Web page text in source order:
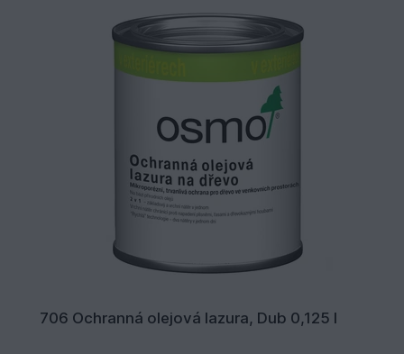
706 Ochranná olejová lazura, Dub 0,125 l